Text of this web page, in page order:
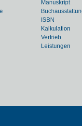
Manuskript
ISBN
Kalkulation
Vertrieb
Leistungen